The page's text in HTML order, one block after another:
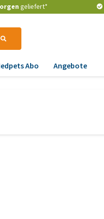
geliefert*
Abo Angebote